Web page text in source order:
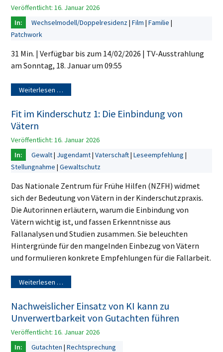
Veröffentlicht: 16. Januar 2026
Wechselmodell/Doppelresidenz Film Familie
Patchwork
31 Min. | Verfügbar bis zum 14/02/2026 | TV-Ausstrahlung
am Sonntag, 18. Januar um 09:55
Weiterlesen …
Fit im Kinderschutz 1: Die Einbindung von
Vätern
Veröffentlicht: 16. Januar 2026
Gewalt Jugendamt Vaterschaft Leseempfehlung
Stellungnahme Gewaltschutz
Das Nationale Zentrum für Frühe Hilfen (NZFH) widmet
sich der Bedeutung von Vätern in der Kinderschutzpraxis.
Die Autorinnen erläutern, warum die Einbindung von
Vätern wichtig ist, und fassen Erkenntnisse aus
Fallanalysen und Studien zusammen. Sie beleuchten
Hintergründe für den mangelnden Einbezug von Vätern
und formulieren konkrete Empfehlungen für die Fallarbeit.
Weiterlesen …
Nachweislicher Einsatz von KI kann zu
Unverwertbarkeit von Gutachten führen
Veröffentlicht: 16. Januar 2026
Gutachten Rechtsprechung